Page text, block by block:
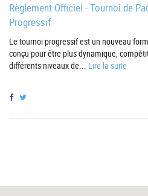
Règlement Officiel - Tournoi de
Progressif
Le tournoi progressif est un nouveau
conçu pour être plus dynamique,
différents niveaux de... Lire la suite